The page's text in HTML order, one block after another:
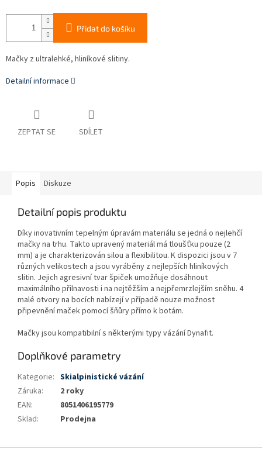
Přidat do košíku
Mačky z ultralehké, hliníkové slitiny.
Detailní informace
ZEPTAT SE SDÍLET
Popis Diskuze
Detailní popis produktu
Díky inovativním tepelným úpravám materiálu se jedná o nejlehčí
mačky na trhu. Takto upravený materiál má tloušťku pouze (2
mm) a je charakterizován silou a flexibilitou. K dispozici jsou v 7
různých velikostech a jsou vyráběny z nejlepších hliníkových
slitin. Jejich agresivní tvar špiček umožňuje dosáhnout
maximálního přilnavosti i na nejtěžším a nejpřemrzlejším sněhu. 4
malé otvory na bocích nabízejí v případě nouze možnost
připevnění maček pomocí šňůry přímo k botám.
Mačky jsou kompatibilní s některými typy vázání Dynafit.
Doplňkové parametry
Kategorie: Skialpinistické vázání
Záruka:
2 roky
EAN:
8051406195779
Sklad: Prodejna